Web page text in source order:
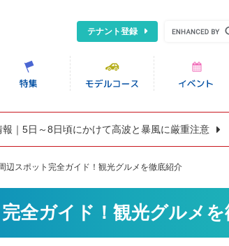
テナント登録
報｜5日～8日頃にかけて高波と暴風に厳重注意
辺スポット完全ガイド！観光グルメを徹底紹介
全ガイド！観光グルメを